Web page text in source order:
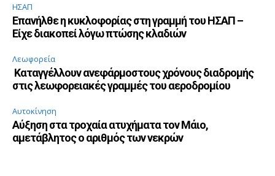
ΗΣΑΠ
Επανήλθε η κυκλοφορίας στη γραμμή του ΗΣΑΠ –
Είχε διακοπεί λόγω πτώσης κλαδιών
Λεωφορεία
Καταγγέλλουν ανεφάρμοστους χρόνους διαδρομής
στις λεωφορειακές γραμμές του αεροδρομίου
Αυτοκίνηση
Αύξηση στα τροχαία ατυχήματα τον Μάιο,
αμετάβλητος ο αριθμός των νεκρών